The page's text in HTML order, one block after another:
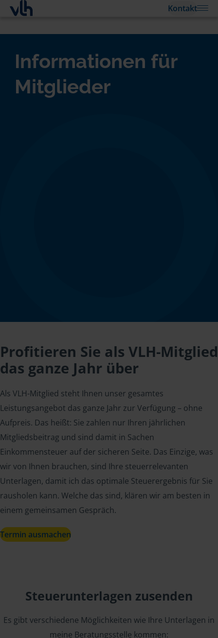
Kontakt
Informationen für
Mitglieder
Profitieren Sie als VLH-Mitglied
das ganze Jahr über
Als VLH-Mitglied steht Ihnen unser gesamtes
Leistungsangebot das ganze Jahr zur Verfügung – ohne
Aufpreis. Das heißt: Sie zahlen nur Ihren jährlichen
Mitgliedsbeitrag und sind damit in Sachen
Einkommensteuer auf der sicheren Seite. Das Einzige, was
wir von Ihnen brauchen, sind Ihre steuerrelevanten
Unterlagen, damit ich das optimale Steuerergebnis für Sie
rausholen kann. Welche das sind, klären wir am besten in
einem gemeinsamen Gespräch.
Termin ausmachen
Steuerunterlagen zusenden
Es gibt verschiedene Möglichkeiten wie Ihre Unterlagen in
meine Beratungsstelle kommen: